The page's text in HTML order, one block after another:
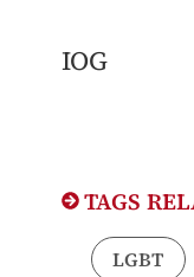
IOG
TAGS
LGBT